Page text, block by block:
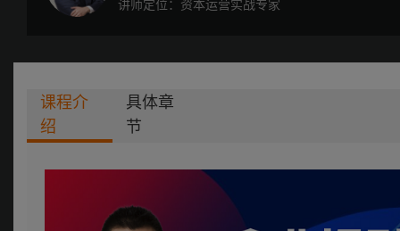
讲师定位：资本运营实战专家
课程介
绍
具体章
节